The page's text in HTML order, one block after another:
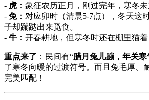
- 虎 ：象征农历正月，刚过完年，寒冬
- 兔：对应卯时（清晨5-7点），冬天这
子却蹦跶出来觅食。
- 牛 ：开春耕地，但寒冬时还在棚里猫着
重点来了 ：民间有“腊月兔儿蹦，年关寒
了寒冬向暖的过渡符号。而且兔毛厚、
完美匹配！